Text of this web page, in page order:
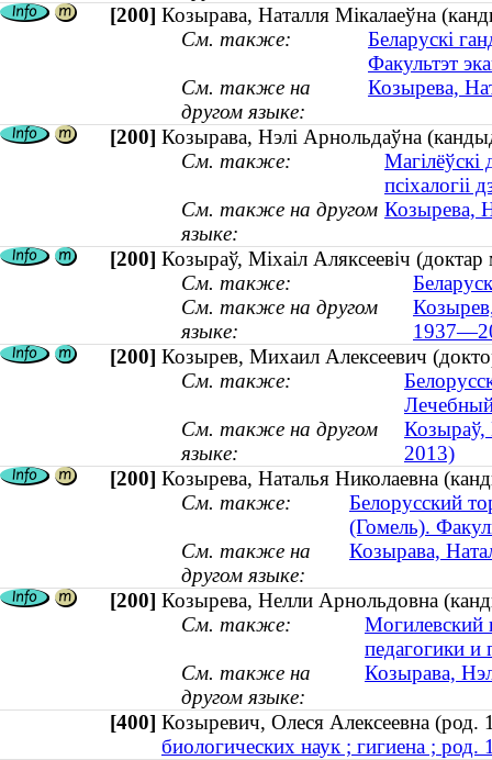
[200] Козырава, Наталля Мікалаеўна
См. также:
Беларускі
Факультэт
См. также на
другом языке:
Козырева,
[200] Козырава, Нэлі Арнольдаўна
См. также:
Магілёўскі
псіхалогіі
См. также на другом
языке:
Козырева,
[200] Козыраў, Міхаіл Аляксеевіч
См. также:
См. также на другом
языке:
[200] Козырев, Михаил Алексеевич
См. также:
См. также на другом
языке:
Козыраў,
2013)
[200] Козырева, Наталья Николаевна
См. также:
Белорусский
(Гомель).
См. также на
другом языке:
Козырава,
[200] Козырева, Нелли Арнольдовна
См. также:
Могилевский
педагогики и
См. также на
другом языке:
Козырава,
[400] Козыревич, Олеся Алексеевна
биологических наук ; гигиена ; род.